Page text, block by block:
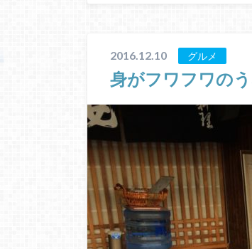
2016.12.10 グルメ
身がフワフワの